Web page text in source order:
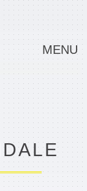
MENU